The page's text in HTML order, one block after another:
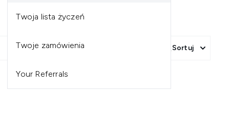
Twoja lista życzeń
Twoje zamówienia
Your Referrals
Sortuj